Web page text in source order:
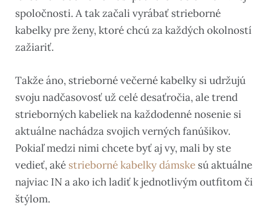
spoločnosti. A tak začali vyrábať strieborné
kabelky pre ženy, ktoré chcú za každých okolností
zažiariť.
Takže áno, strieborné večerné kabelky si udržujú
svoju nadčasovosť už celé desaťročia, ale trend
strieborných kabeliek na každodenné nosenie si
aktuálne nachádza svojich verných fanúšikov.
Pokiaľ medzi nimi chcete byť aj vy, mali by ste
vedieť, aké strieborné kabelky dámske sú aktuálne
najviac IN a ako ich ladiť k jednotlivým outfitom či
štýlom.